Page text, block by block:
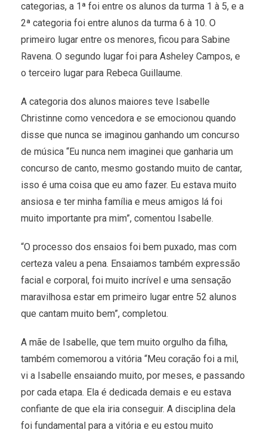
categorias, a 1ª foi entre os alunos da turma 1 à 5, e a
2ª categoria foi entre alunos da turma 6 à 10. O
primeiro lugar entre os menores, ficou para Sabine
Ravena. O segundo lugar foi para Asheley Campos, e
o terceiro lugar para Rebeca Guillaume.
A categoria dos alunos maiores teve Isabelle
Christinne como vencedora e se emocionou quando
disse que nunca se imaginou ganhando um concurso
de música “Eu nunca nem imaginei que ganharia um
concurso de canto, mesmo gostando muito de cantar,
isso é uma coisa que eu amo fazer. Eu estava muito
ansiosa e ter minha família e meus amigos lá foi
muito importante pra mim”, comentou Isabelle.
“O processo dos ensaios foi bem puxado, mas com
certeza valeu a pena. Ensaiamos também expressão
facial e corporal, foi muito incrível e uma sensação
maravilhosa estar em primeiro lugar entre 52 alunos
que cantam muito bem”, completou.
A mãe de Isabelle, que tem muito orgulho da filha,
também comemorou a vitória “Meu coração foi a mil,
vi a Isabelle ensaiando muito, por meses, e passando
por cada etapa. Ela é dedicada demais e eu estava
confiante de que ela iria conseguir. A disciplina dela
foi fundamental para a vitória e eu estou muito